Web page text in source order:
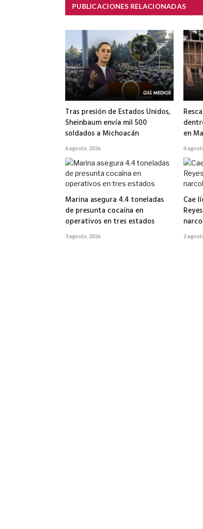
PUBLICACIONES RELACIONADAS
Tras presión de Estados Unidos,
Sheinbaum envía mil 500
soldados a Michoacán
6 agosto, 2026
en
4
Marina asegura 4.4 toneladas
de presunta cocaína en
operativos en tres estados
3 agosto, 2026
Cae
2